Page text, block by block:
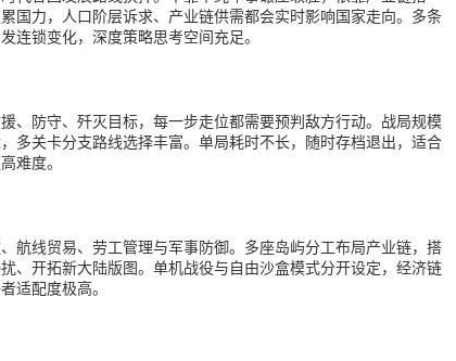
国力，人口阶层诉求、产业链供需都会实时影响国家走向。多条
连锁变化，深度策略思考空间充足。
、防守、歼灭目标，每一步走位都需要预判敌方行动。战局规模
多关卡分支路线选择丰富。单局耗时不长，随时存档退出，适合
难度。
航线贸易、劳工管理与军事防御。多座岛屿分工布局产业链，搭
、开拓新大陆版图。单机战役与自由沙盒模式分开设定，经济链
适配度极高。